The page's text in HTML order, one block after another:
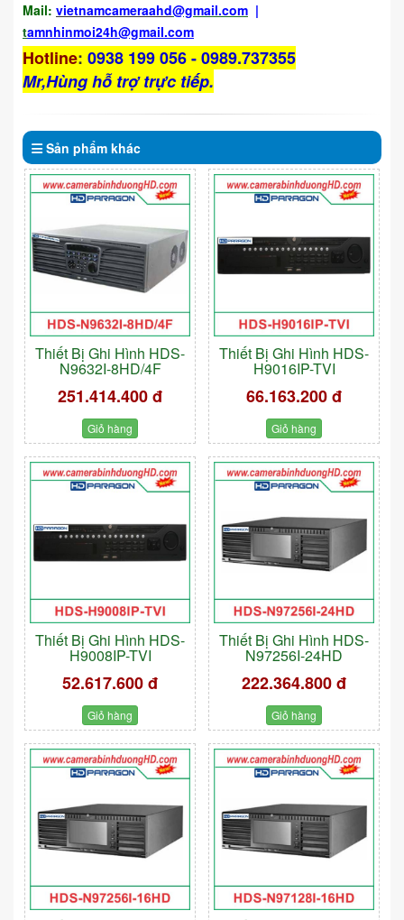
Mail: vietnamcameraahd@gmail.com |
tamnhinmoi24h@gmail.com
Hotline: 0938 199 056 - 0989.737355
Mr,Hùng hỗ trợ trực tiếp.
Sản phẩm khác
Thiết Bị Ghi Hình HDS-
N9632I-8HD/4F
251.414.400 đ
Giỏ hàng
Thiết Bị Ghi Hình HDS-
H9016IP-TVI
66.163.200 đ
Giỏ hàng
Thiết Bị Ghi Hình HDS-
H9008IP-TVI
52.617.600 đ
Giỏ hàng
Thiết Bị Ghi Hình HDS-
N97256I-24HD
222.364.800 đ
Giỏ hàng